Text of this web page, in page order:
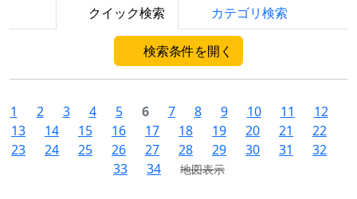
クイック検索 カテゴリ検索
検索条件を開く
1 2 3 4 5 6 7 8 9 10 11
12
13
14 15 16 17 18 19 20 21
22
23
24 25 26 27 28 29 30 31
32
33
34 地図表示